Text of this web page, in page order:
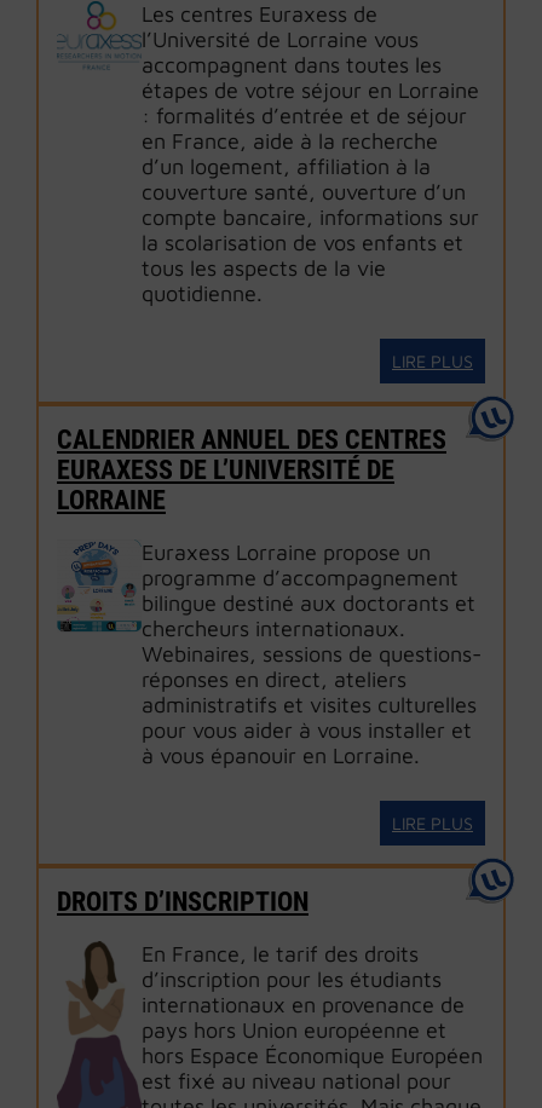
Les centres Euraxess de
l’Université de Lorraine vous
accompagnent dans toutes les
étapes de votre séjour en Lorraine
: formalités d’entrée et de séjour
en France, aide à la recherche
d’un logement, affiliation à la
couverture santé, ouverture d’un
compte bancaire, informations sur
la scolarisation de vos enfants et
tous les aspects de la vie
quotidienne.
LIRE PLUS
CALENDRIER ANNUEL DES CENTRES
EURAXESS DE L’UNIVERSITÉ DE
LORRAINE
Euraxess Lorraine propose un
programme d’accompagnement
bilingue destiné aux doctorants et
chercheurs internationaux.
Webinaires, sessions de questions-
réponses en direct, ateliers
administratifs et visites culturelles
pour vous aider à vous installer et
à vous épanouir en Lorraine.
LIRE PLUS
DROITS D’INSCRIPTION
En France, le tarif des droits
d’inscription pour les étudiants
internationaux en provenance de
pays hors Union européenne et
hors Espace Économique Européen
est fixé au niveau national pour